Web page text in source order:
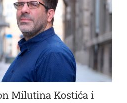
Milutina Kostića i